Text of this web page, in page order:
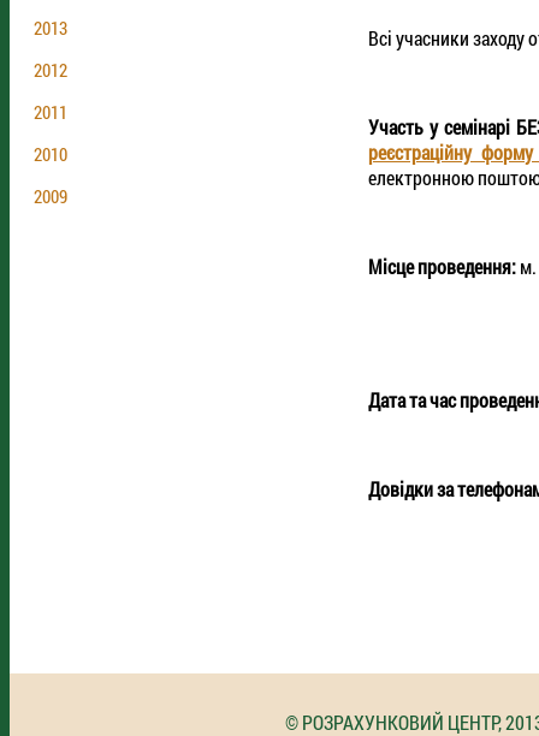
2013
2012
2011
2010
2009
Всі учасники заходу
Участь у семінарі
реєстраційну
електронною
Місце проведення:м.
Дата та час
Довідки за
© РОЗРАХУНКОВИЙ ЦЕНТР,